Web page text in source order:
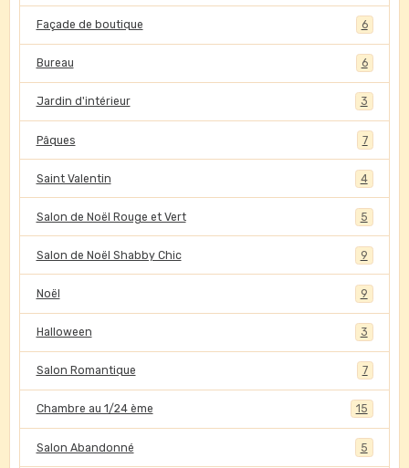
Façade de boutique 6
Bureau 6
Jardin d'intérieur 3
Pâques 7
Saint Valentin 4
Salon de Noël Rouge et Vert 5
Salon de Noël Shabby Chic 9
Noël 9
Halloween 3
Salon Romantique 7
Chambre au 1/24 ème 15
Salon Abandonné 5